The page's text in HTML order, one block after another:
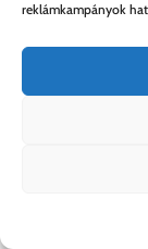
reklámkampányok